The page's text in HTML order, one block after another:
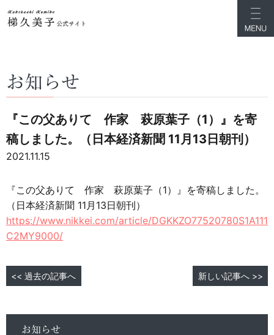
お知らせ
『この父ありて 作家 萩原葉子（1）』を寄
稿しました。（日本経済新聞 11月13日朝刊）
2021.11.15
『この父ありて 作家 萩原葉子（1）』を寄稿しました。
（日本経済新聞 11月13日朝刊）
https://www.nikkei.com/article/DGKKZO77520780S1A111
C2MY9000/
<< 過去の記事へ 新しい記事へ >>
お知らせ